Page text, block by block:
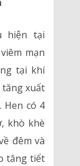
hiện tại
mạn
tại khí
tăng xuất
Hen có 4
khò khè
đêm và
tăng tiết